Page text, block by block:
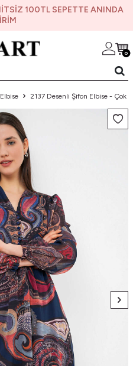
100TL SEPETTE ANINDA
0
Elbise 2137 Desenli Şifon Elbise - Çok